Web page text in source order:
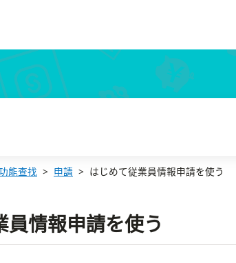
能查找 申請 はじめて従業員情報申請を使う
員情報申請を使う